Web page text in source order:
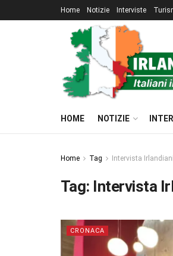
Home Notizie Interviste
HOME NOTIZIE
Home Tag Intervista Irlandiani
Tag: Intervista
CRONACA